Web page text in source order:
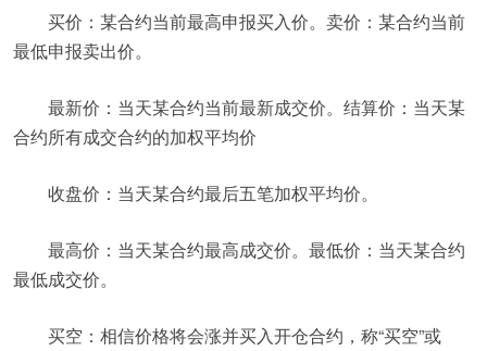
买价：某合约当前最高申报买入价。卖价：某合约当前
最低申报卖出价。
最新价：当天某合约当前最新成交价。结算价：当天某
合约所有成交合约的加权平均价
收盘价：当天某合约最后五笔加权平均价。
最高价：当天某合约最高成交价。最低价：当天某合约
最低成交价。
买空：相信价格将会涨并买入开仓合约，称“买空”或